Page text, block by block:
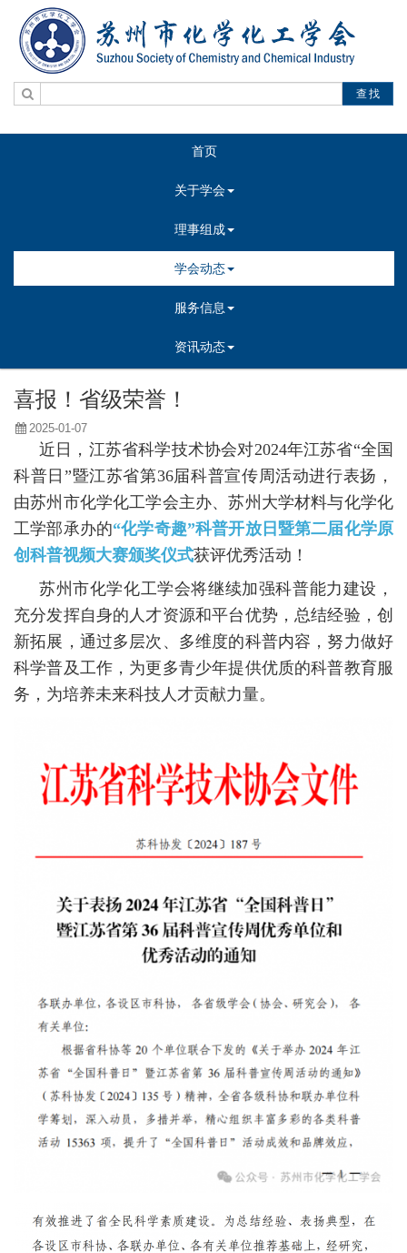
查找
首页
关于学会
理事组成
学会动态
服务信息
资讯动态
喜报！省级荣誉！
2025-01-07
近日，江苏省科学技术协会对2024年江苏省“全国
科普日”暨江苏省第36届科普宣传周活动进行表扬，
由苏州市化学化工学会主办、苏州大学材料与化学化
工学部承办的“化学奇趣”科普开放日暨第二届化学原
创科普视频大赛颁奖仪式获评优秀活动！
苏州市化学化工学会将继续加强科普能力建设，
充分发挥自身的人才资源和平台优势，总结经验，创
新拓展，通过多层次、多维度的科普内容，努力做好
科学普及工作，为更多青少年提供优质的科普教育服
务，为培养未来科技人才贡献力量。